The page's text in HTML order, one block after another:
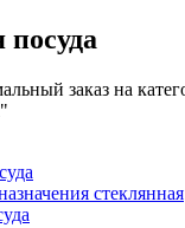
посуда
стеклянная